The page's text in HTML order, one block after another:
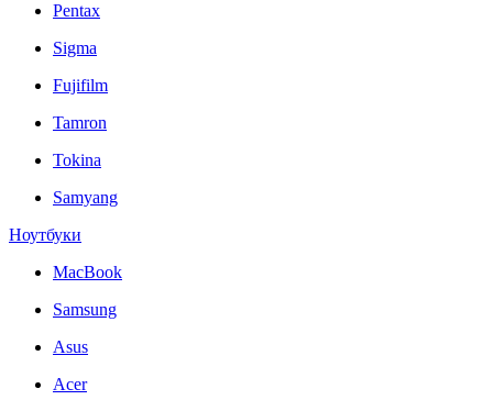
Pentax
Sigma
Fujifilm
Tamron
Tokina
Samyang
Ноутбуки
MacBook
Samsung
Asus
Acer